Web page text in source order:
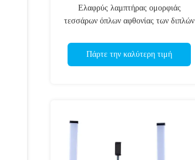
Ελαφρύς λαμπτήρας ομορφιάς
τεσσάρων όπλων αφθονίας των διπλών
Πάρτε την καλύτερη τιμή